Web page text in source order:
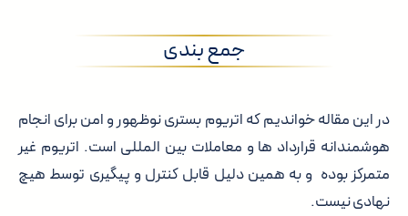
جمع بندی
در این مقاله خواندیم که اتریوم بستری نوظهور و امن برای انجام
هوشمندانه قرارداد ها و معاملات بین المللی است. اتریوم غیر
متمرکز بوده و به همین دلیل قابل کنترل و پیگیری توسط هیچ
نهادی نیست.